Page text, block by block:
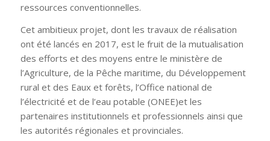
ressources conventionnelles.
Cet ambitieux projet, dont les travaux de réalisation
ont été lancés en 2017, est le fruit de la mutualisation
des efforts et des moyens entre le ministère de
l’Agriculture, de la Pêche maritime, du Développement
rural et des Eaux et forêts, l’Office national de
l’électricité et de l’eau potable (ONEE)et les
partenaires institutionnels et professionnels ainsi que
les autorités régionales et provinciales.